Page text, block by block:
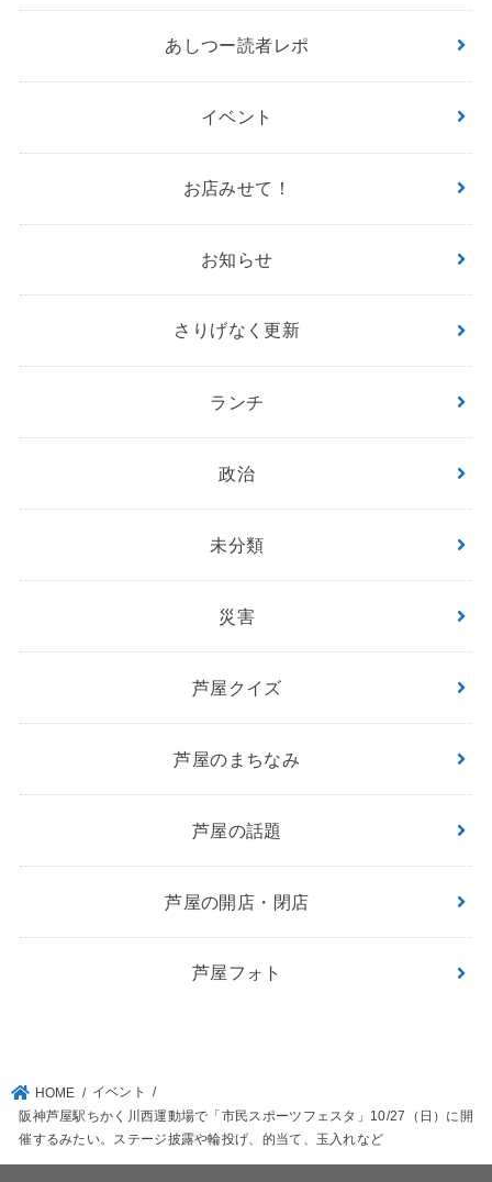
あしつー読者レポ
イベント
お店みせて！
お知らせ
さりげなく更新
ランチ
政治
未分類
災害
芦屋クイズ
芦屋のまちなみ
芦屋の話題
芦屋の開店・閉店
芦屋フォト
HOME
イベント
阪神芦屋駅ちかく川西運動場で「市民スポーツフェスタ」10/27（日）に開
催するみたい。ステージ披露や輪投げ、的当て、玉入れなど